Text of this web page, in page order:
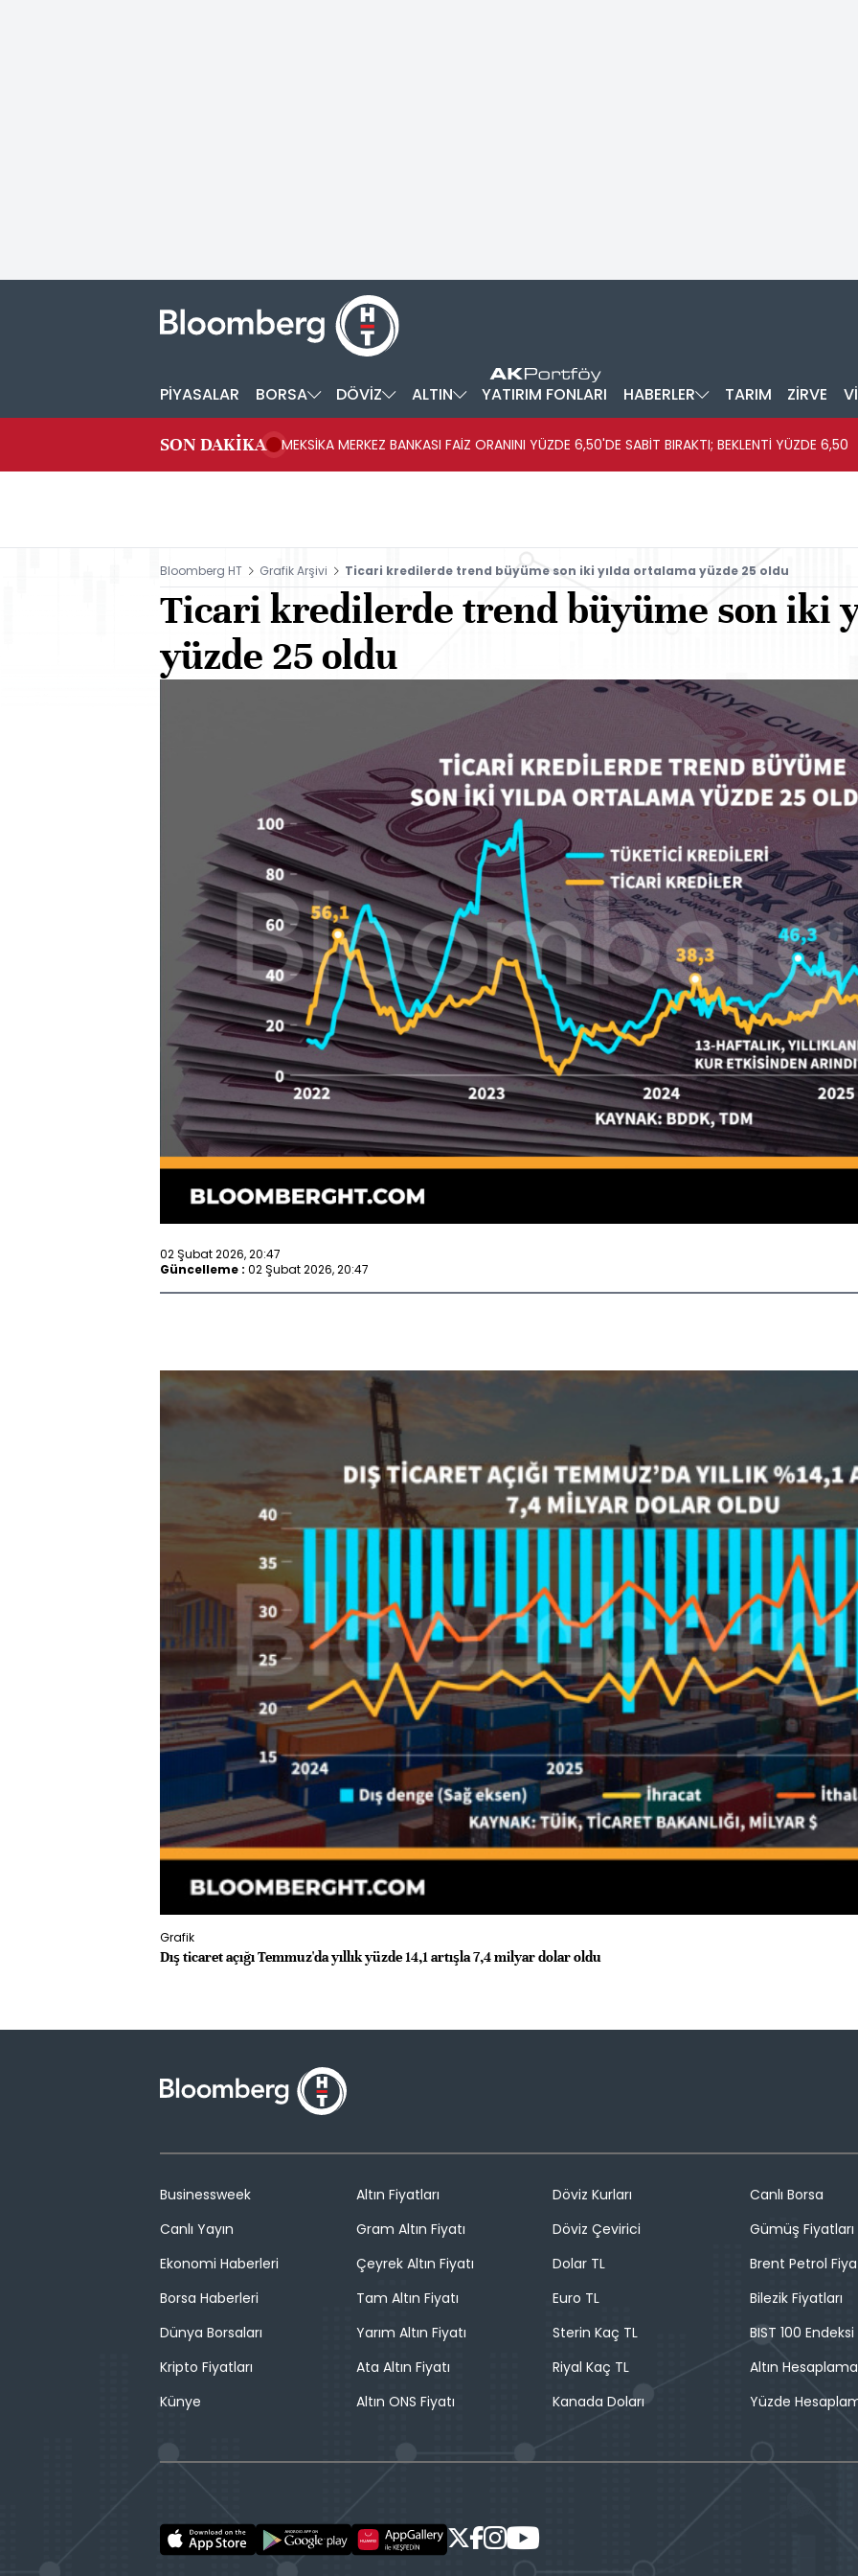
PİYASALAR BORSA DÖVİZ ALTIN YATIRIM FONLARI HABERLER TARIM ZİRVE
SON DAKİKA MEKSİKA MERKEZ BANKASI FAİZ ORANINI YÜZDE 6,50'DE SABİT BIRAKTI; BEKLENTİ YÜZDE 6,50
Bloomberg HT Grafik Arşivi Ticari kredilerde trend büyüme son iki yılda ortalama yüzde 25 oldu
Ticari kredilerde trend büyüme son iki
yüzde 25 oldu
02 Şubat 2026, 20:47
Güncelleme : 02 Şubat 2026, 20:47
Grafik
Dış ticaret açığı Temmuz'da yıllık yüzde 14,1 artışla 7,4 milyar dolar oldu
Businessweek
Canlı Yayın
Ekonomi Haberleri
Borsa Haberleri
Dünya Borsaları
Kripto Fiyatları
Künye
Altın Fiyatları
Gram Altın Fiyatı
Çeyrek Altın Fiyatı
Tam Altın Fiyatı
Yarım Altın Fiyatı
Ata Altın Fiyatı
Altın ONS Fiyatı
Döviz Kurları
Döviz Çevirici
Dolar TL
Euro TL
Sterin Kaç TL
Riyal Kaç TL
Kanada Doları
Canlı Borsa
Gümüş Fiyatları
Brent Petrol
Bilezik Fiyatları
BIST 100 Endeksi
Altın Hesaplama
Yüzde